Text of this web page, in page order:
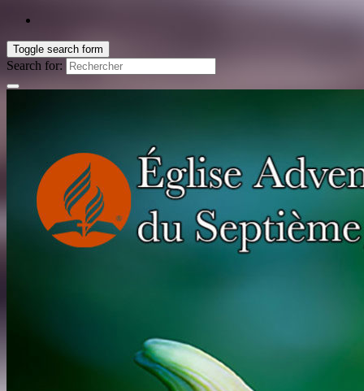
Toggle search form
Search for: